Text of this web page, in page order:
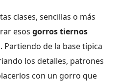
clases, sencillas o más
esos gorros tiernos
Partiendo de la base típica
los detalles, patrones
con un gorro que